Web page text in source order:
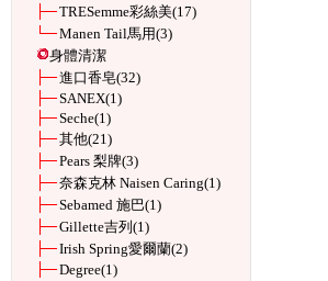
TRESemme彩絲美(17)
Manen Tail馬用(3)
身體清潔
進口香皂(32)
SANEX(1)
Seche(1)
其他(21)
Pears 梨牌(3)
奈森克林 Naisen Caring(1)
Sebamed 施巴(1)
Gillette吉列 (1)
Irish Spring愛爾蘭(2)
Degree(1)